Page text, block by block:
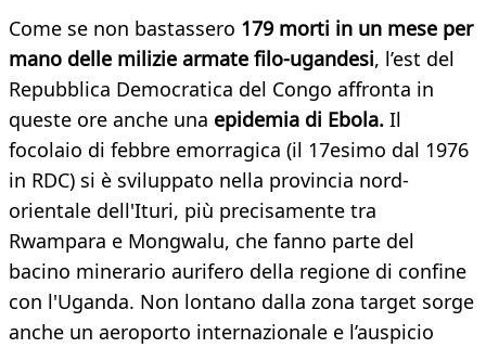
Come se non bastassero 179 morti in un mese per
mano delle milizie armate filo-ugandesi, l’est del
Repubblica Democratica del Congo affronta in
queste ore anche una epidemia di Ebola. Il
focolaio di febbre emorragica (il 17esimo dal 1976
in RDC) si è sviluppato nella provincia nord-
orientale dell'Ituri, più precisamente tra
Rwampara e Mongwalu, che fanno parte del
bacino minerario aurifero della regione di confine
con l'Uganda. Non lontano dalla zona target sorge
anche un aeroporto internazionale e l’auspicio